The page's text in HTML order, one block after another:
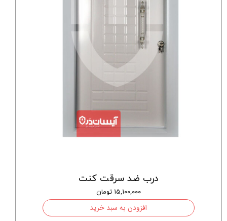
درب ضد سرقت کنت
۱۵,۱۰۰,۰۰۰ تومان
افزودن به سبد خرید